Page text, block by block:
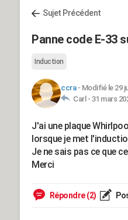
Sujet Précédent
Panne code E-33
Induction
ccra- Modifié le 29
Carl - 31 mars
J'ai une plaque
lorsque je met
Je ne sais pas ce que
Merci
Répondre (2)